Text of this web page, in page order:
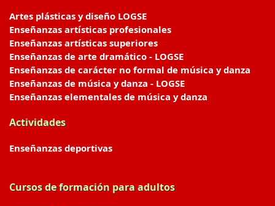
Artes plásticas y diseño LOGSE
Enseñanzas artísticas profesionales
Enseñanzas artísticas superiores
Enseñanzas de arte dramático - LOGSE
Enseñanzas de carácter no formal de música y danza
Enseñanzas de música y danza - LOGSE
Enseñanzas elementales de música y danza
Actividades
Enseñanzas deportivas
Cursos de formación para adultos